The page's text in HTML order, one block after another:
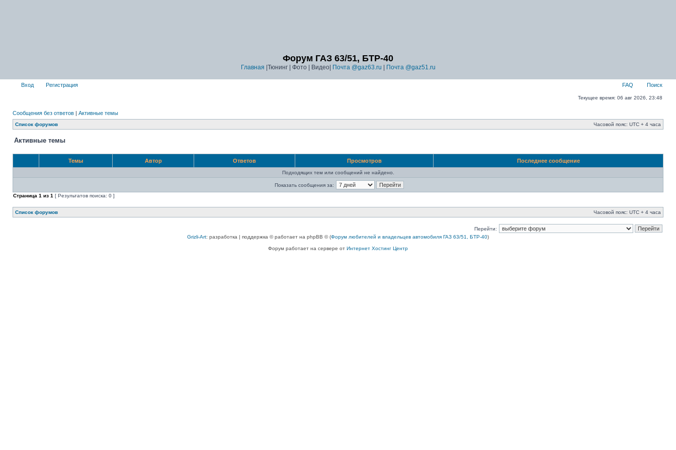
Форум ГАЗ 63/51, БТР-40
Главная |Тюнинг | Фото | Видео| Почта @gaz63.ru Почта @gaz51.ru
Вход Регистрация FAQ Поиск
Текущее время: 06 авг 2026, 23:48
Сообщения без ответов | Активные темы
Список форумов Часовой пояс: UTC + 4 часа
Активные темы
Темы Автор Ответов Просмотров Последнее сообщение
Подходящих тем или сообщений не найдено.
Показать сообщения за:
Страница 1 из 1 [ Результатов поиска: 0 ]
Список форумов Часовой пояс: UTC + 4 часа
Перейти:
Grizli-Art: разработка | поддержка © работает на phpBB © (Форум любителей и владельцев автомобиля ГАЗ 63/51, БТР-40)
Форум работает на сервере от Интернет Хостинг Центр